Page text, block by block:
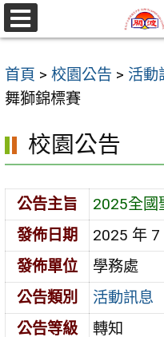
跳
至
要
內
區
選
單
首頁 > 校園公告 > 活動
舞獅錦標賽
校園公告
公告主旨
2025全國
發佈日期
2025 年 7
發佈單位
學務處
公告類別
活動訊息
公告等級
轉知